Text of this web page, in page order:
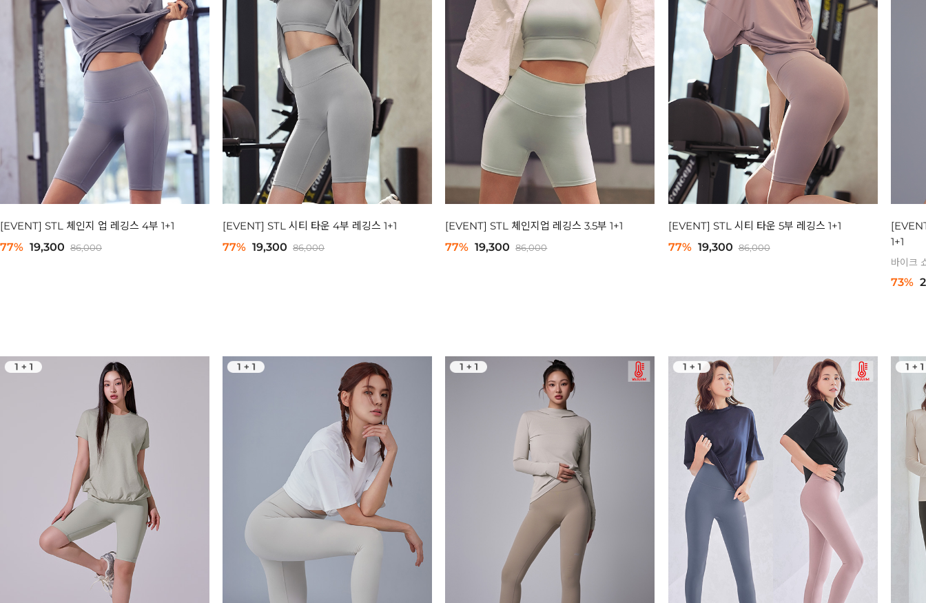
[EVENT] STL 체인지 업 레깅스 4부 1+1
77% 19,300 86,000
[EVENT] STL 시티 타운 4부 레깅스 1+1
77% 19,300 86,000
[EVENT] STL 체인지업 레깅스 3.5부 1+1
77% 19,300 86,000
[EVENT] STL 시티 타운 5부 레깅스 1+1
77% 19,300 86,000
1+1
바이크
73%